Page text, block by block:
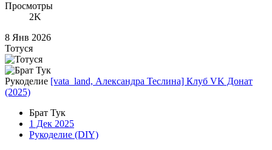
Просмотры
2K
8 Янв 2026
Тотуся
Рукоделие [vata_land, Александра Теслина] Клуб VK Донат
(2025)
Брат Тук
1 Дек 2025
Рукоделие (DIY)